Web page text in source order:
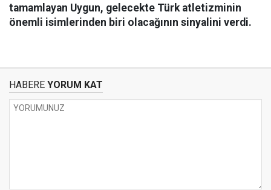
tamamlayan Uygun, gelecekte Türk atletizminin
önemli isimlerinden biri olacağının sinyalini verdi.
HABERE YORUM KAT